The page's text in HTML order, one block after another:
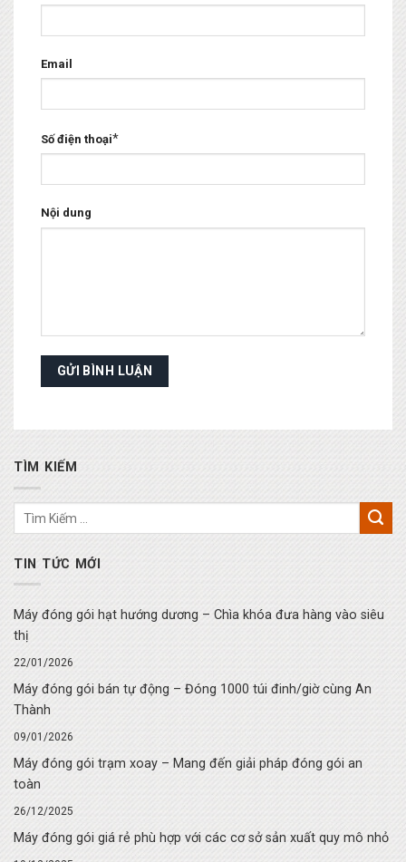
Email
Số điện thoại*
Nội dung
TÌM KIẾM
TIN TỨC MỚI
Máy đóng gói hạt hướng dương – Chìa khóa đưa hàng vào siêu
thị
22/01/2026
Máy đóng gói bán tự động – Đóng 1000 túi đinh/giờ cùng An
Thành
09/01/2026
Máy đóng gói trạm xoay – Mang đến giải pháp đóng gói an
toàn
26/12/2025
Máy đóng gói giá rẻ phù hợp với các cơ sở sản xuất quy mô nhỏ